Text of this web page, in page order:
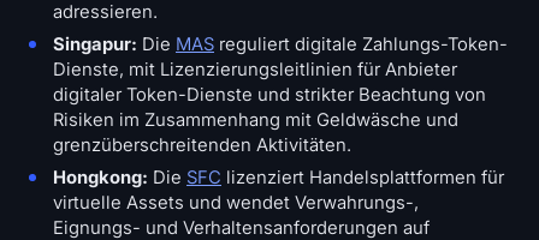
adressieren.
Singapur: Die MAS reguliert digitale Zahlungs-Token-
Dienste, mit Lizenzierungsleitlinien für Anbieter
digitaler Token-Dienste und strikter Beachtung von
Risiken im Zusammenhang mit Geldwäsche und
grenzüberschreitenden Aktivitäten.
Hongkong: Die SFC lizenziert Handelsplattformen für
virtuelle Assets und wendet Verwahrungs-,
Eignungs- und Verhaltensanforderungen auf